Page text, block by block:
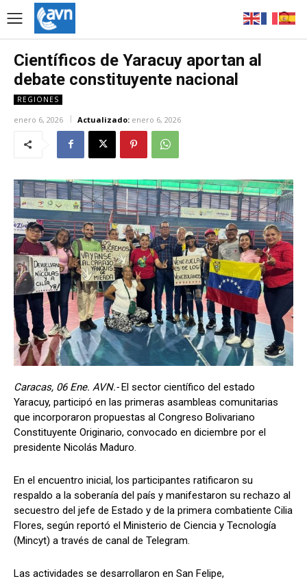
Científicos de Yaracuy aportan al
debate constituyente nacional
REGIONES
enero 6, 2026 Actualizado: enero 6, 2026
Caracas, 06 Ene. AVN.-El sector científico del estado
Yaracuy, participó en las primeras asambleas comunitarias
que incorporaron propuestas al Congreso Bolivariano
Constituyente Originario, convocado en diciembre por el
presidente Nicolás Maduro.
En el encuentro inicial, los participantes ratificaron su
respaldo a la soberanía del país y manifestaron su rechazo al
secuestro del jefe de Estado y de la primera combatiente Cilia
Flores, según reportó el Ministerio de Ciencia y Tecnología
(Mincyt) a través de canal de Telegram.
Las actividades se desarrollaron en San Felipe,